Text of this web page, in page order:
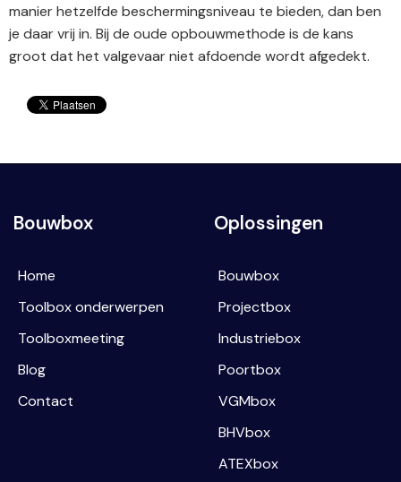
manier hetzelfde beschermingsniveau te bieden, dan ben
je daar vrij in. Bij de oude opbouwmethode is de kans
groot dat het valgevaar niet afdoende wordt afgedekt.
Bouwbox
Home
Toolbox onderwerpen
Toolboxmeeting
Blog
Contact
Oplossingen
Bouwbox
Projectbox
Industriebox
Poortbox
VGMbox
BHVbox
ATEXbox